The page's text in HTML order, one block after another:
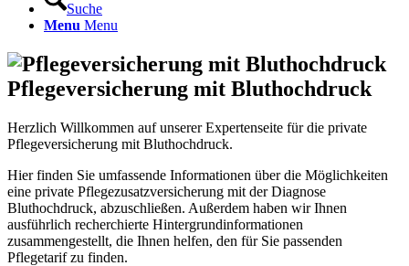
Suche
Menu Menu
Pflegeversicherung mit Bluthochdruck
Herzlich Willkommen auf unserer Expertenseite für die private
Pflegeversicherung mit Bluthochdruck.
Hier finden Sie umfassende Informationen über die Möglichkeiten
eine private Pflegezusatzversicherung mit der Diagnose
Bluthochdruck, abzuschließen. Außerdem haben wir Ihnen
ausführlich recherchierte Hintergrundinformationen
zusammengestellt, die Ihnen helfen, den für Sie passenden
Pflegetarif zu finden.